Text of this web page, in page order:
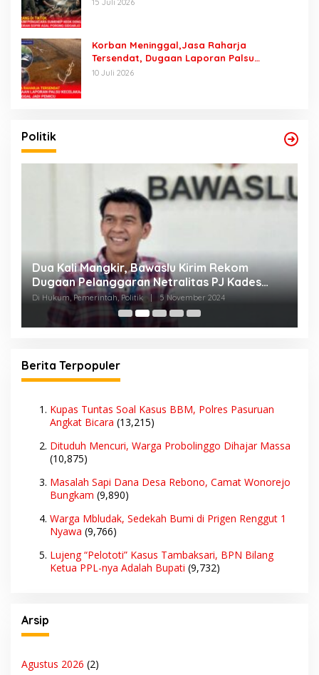
Korban Meninggal,Jasa Raharja
Tersendat, Dugaan Laporan Palsu
Kecelakaan Tunggal Jadi Pemicu
10 Juli 2026
Politik
Dua Kali Mangkir, Bawaslu Kirim Rekom
Dugaan Pelanggaran Netralitas PJ Kades
Karangasem ke BKN Jakarta
Di Hukum, Pemerintah, Politik 5 November 2024
Berita Terpopuler
Kupas Tuntas Soal Kasus BBM, Polres Pasuruan
Angkat Bicara (13,215)
Dituduh Mencuri, Warga Probolinggo Dihajar Massa
(10,875)
Masalah Sapi Dana Desa Rebono, Camat Wonorejo
Bungkam (9,890)
Warga Mbludak, Sedekah Bumi di Prigen Renggut 1
Nyawa (9,766)
Lujeng “Pelototi” Kasus Tambaksari, BPN Bilang
Ketua PPL-nya Adalah Bupati (9,732)
Arsip
Agustus 2026 (2)